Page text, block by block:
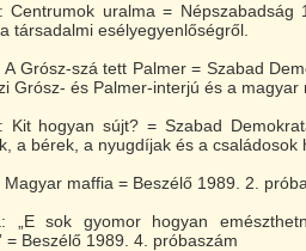
Centrumok uralma = Népszabadság
társadalmi esélyegyenlőségről.
A Grósz-szá tett Palmer = Szabad
Grósz- és Palmer-interjú és a magyar
Kit hogyan sújt? = Szabad
a bérek, a nyugdíjak és a családosok
Magyar maffia = Beszélő 1989. 2.
„E sok gyomor hogyan
= Beszélő 1989. 4. próbaszám